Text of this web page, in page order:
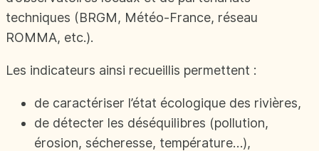
techniques (BRGM, Météo-France, réseau
ROMMA, etc.).
Les indicateurs ainsi recueillis permettent :
de caractériser l’état écologique des rivières,
de détecter les déséquilibres (pollution,
érosion, sécheresse, température…),